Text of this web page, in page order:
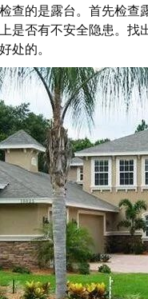
查的是露台。首先检
是否有不安全隐患。
处的。